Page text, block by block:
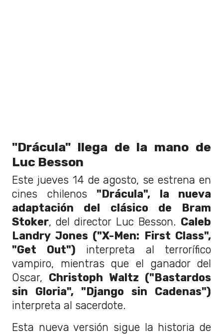
"Drácula" llega de la mano de
Luc Besson
Este jueves 14 de agosto, se estrena en
cines chilenos "Drácula", la nueva
adaptación del clásico de Bram
Stoker, del director Luc Besson. Caleb
Landry Jones ("X-Men: First Class",
"Get Out") interpreta al terrorífico
vampiro, mientras que el ganador del
Oscar, Christoph Waltz ("Bastardos
sin Gloria", "Django sin Cadenas")
interpreta al sacerdote.
Esta nueva versión sigue la historia de